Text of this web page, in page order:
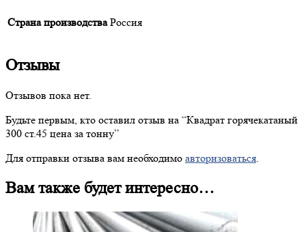
Страна производства Россия
Отзывы
Отзывов пока нет.
Будьте первым, кто оставил отзыв на “Квадрат горячекатаный
300 ст.45 цена за тонну”
Для отправки отзыва вам необходимо авторизоваться
Вам также будет интересно…